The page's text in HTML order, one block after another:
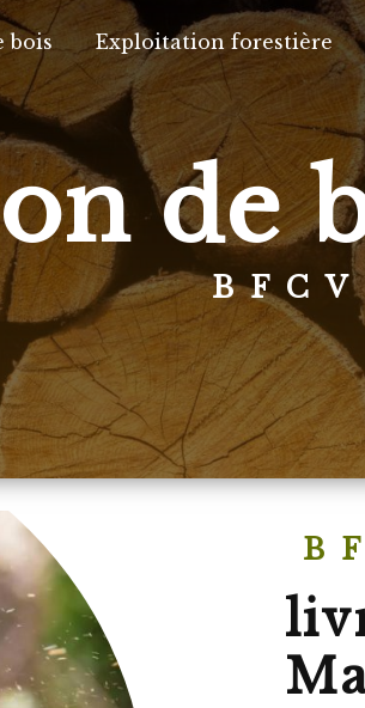
bois Exploitation forestière
de
BFCV